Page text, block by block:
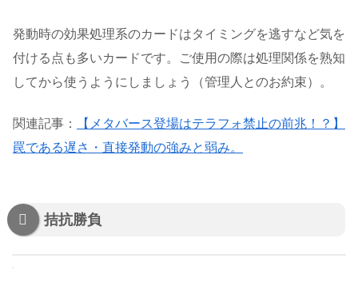
発動時の効果処理系のカードはタイミングを逃すなど気を
付ける点も多いカードです。ご使用の際は処理関係を熟知
してから使うようにしましょう（管理人とのお約束）。
関連記事：
【メタバース登場はテラフォ禁止の前兆！？】
罠である遅さ・直接発動の強みと弱み。
拮抗勝負